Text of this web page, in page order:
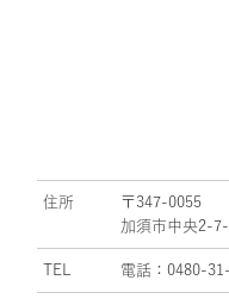
住所
〒347-0055
加須市中央2-
TEL 電話：0480-